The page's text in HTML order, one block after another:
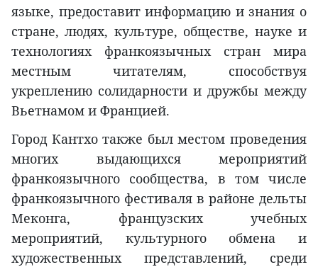
языке, предоставит информацию и знания о
стране, людях, культуре, обществе, науке и
технологиях франкоязычных стран мира
местным читателям, способствуя
укреплению солидарности и дружбы между
Вьетнамом и Францией.
Город Кантхо также был местом проведения
многих выдающихся мероприятий
франкоязычного сообщества, в том числе
франкоязычного фестиваля в районе дельты
Меконга, французских учебных
мероприятий, культурного обмена и
художественных представлений, среди